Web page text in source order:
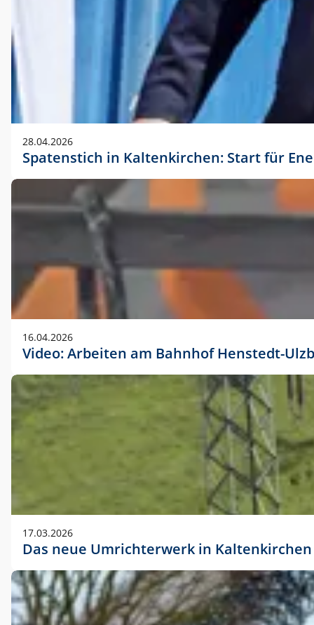
28.04.2026
Spatenstich in Kaltenkirchen: Start für
16.04.2026
Video: Arbeiten am Bahnhof Henstedt-
17.03.2026
Das neue Umrichterwerk in Kaltenkirchen